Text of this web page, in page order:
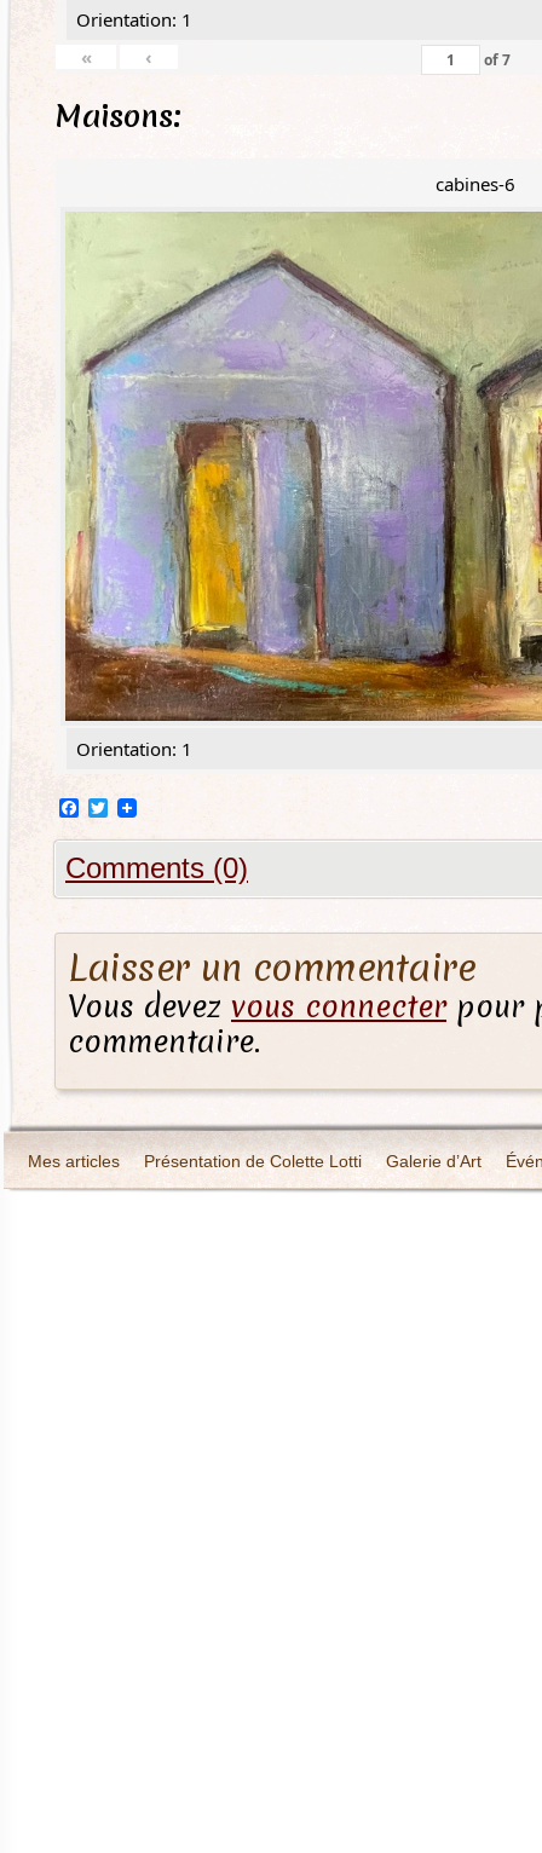
Orientation: 1
«
‹ of7
Maisons:
cabines-6
Orientation: 1
Facebook
Twitter
Comments (0)
Laisser un commentaire
Vous devez vous connecterpour
commentaire.
Mes articles Présentation de Colette Lotti Galerie d’Art